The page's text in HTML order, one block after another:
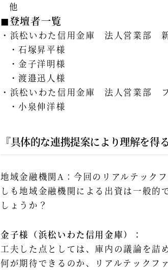
他
◼︎登壇者一覧
浜松いわた信用金庫 法人営業部
石塚昇平様
金子洋明様
渡邉迅人様
浜松いわた信用金庫 法人営業部
小泉伸洋様
『具体的な連携提案により理解を得
地域金融機関A：今回のリアルテック
しも地域金融機関による出資は一般的
しょうか？ ​
金子様（浜松いわた信用金庫）：
工夫した点としては、庫内の議論を詰
何が期待できるのか、リアルテックフ